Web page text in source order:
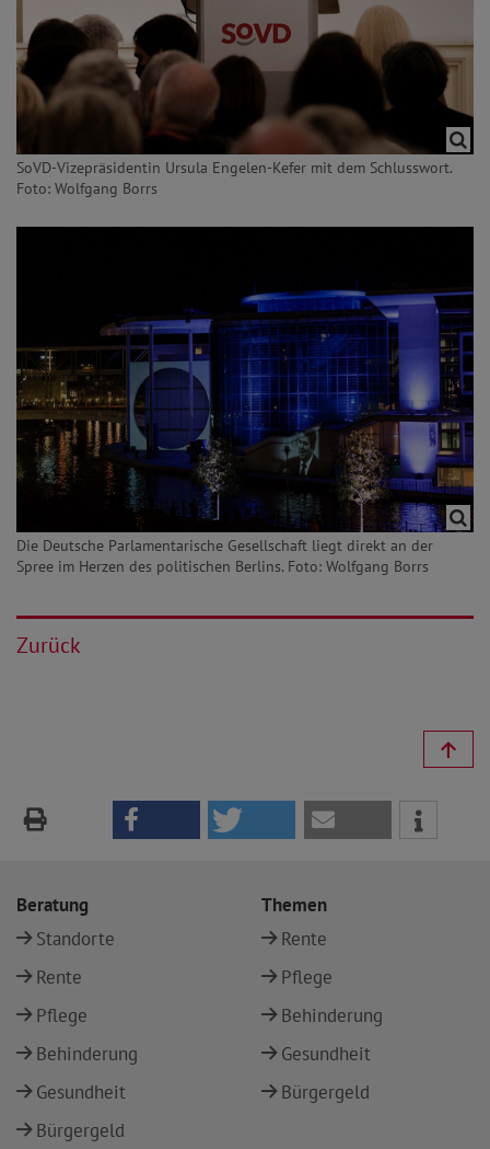
SoVD-Vizepräsidentin Ursula Engelen-Kefer mit dem Schlusswort.
Foto: Wolfgang Borrs
Die Deutsche Parlamentarische Gesellschaft liegt direkt an der
Spree im Herzen des politischen Berlins. Foto: Wolfgang Borrs
Zurück
Beratung
Standorte
Rente
Pflege
Behinderung
Gesundheit
Bürgergeld
Themen
Rente
Pflege
Behinderung
Gesundheit
Bürgergeld